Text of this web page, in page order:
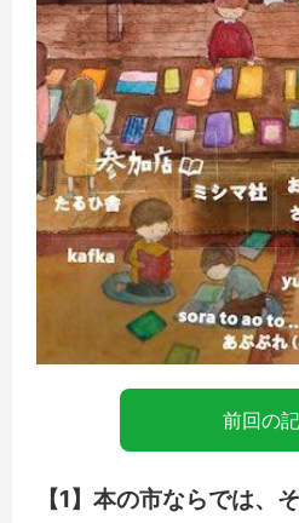
前回の
【1】本の市ならでは、